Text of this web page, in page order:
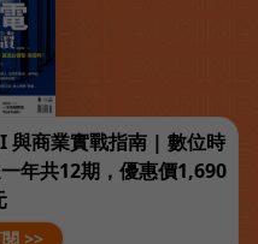
與商業實戰指南 | 數位時
年共12期，優惠價1,690
>>